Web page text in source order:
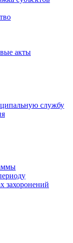
акты
службу
захоронений